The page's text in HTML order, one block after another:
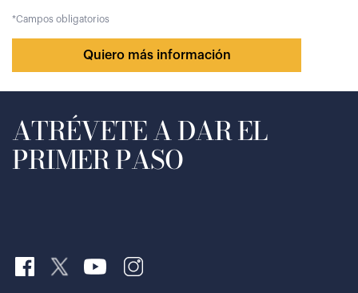
*Campos obligatorios
Quiero más información
ATRÉVETE A DAR EL
PRIMER PASO